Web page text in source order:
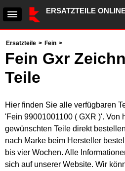
ERSATZTEILE
Ersatzteile > Fein >
Fein Gxr
Teile
Hier finden Sie alle verfügbaren
'Fein 99001001100 ( GXR )'. Von
gewünschten Teile direkt
nach Marke beim Hersteller
bis vier Wochen. Alle
sich auf unserer Website. Wir